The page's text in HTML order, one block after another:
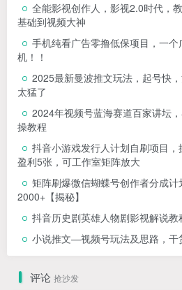
全能影视创作人，影视2.0时代，
基础到视频大神
手机纯看广告零撸低保项目，一
机！！
2025最新曼波推文玩法，起号快
太猛了
2024年视频号蓝海赛道百家讲坛
操教程
抖音小游戏发行人计划自刷项目
盈利5张，可工作室矩阵放大
矩阵刷爆微信蝴蝶号创作者分成
2000+【揭秘】
抖音历史剧英雄人物剧影视解说
小说推文—视频号玩法及思路，干
评论 抢沙发